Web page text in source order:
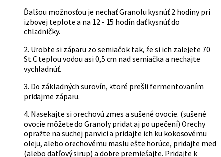
Ďalšou možnosťou je nechať Granolu kysnúť 2 hodiny pri
izbovej teplote a na 12 - 15 hodín dať kysnúť do
chladničky.
2. Urobte si záparu zo semiačok tak, že si ich zalejete 70
St.C teplou vodou asi 0,5 cm nad semiačka a nechajte
vychladnúť.
3. Do základných surovín, ktoré prešli fermentovaním
pridajme záparu.
4. Nasekajte si orechovú zmes a sušené ovocie. (sušené
ovocie môžete do Granoly pridať aj po upečení) Orechy
opražte na suchej panvici a pridajte ich ku kokosovému
oleju, alebo orechovému maslu ešte horúce, pridajte med
(alebo datľový sirup) a dobre premiešajte. Pridajte k